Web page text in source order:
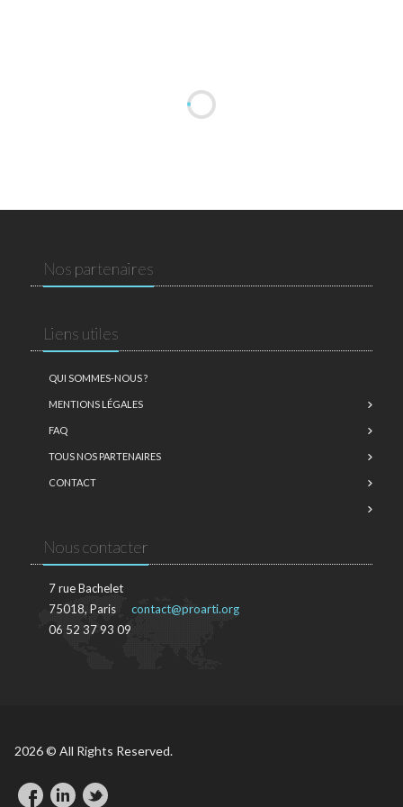
Nos partenaires
Liens utiles
QUI SOMMES-NOUS ?
MENTIONS LÉGALES
FAQ
TOUS NOS PARTENAIRES
CONTACT
Nous contacter
7 rue Bachelet
75018, Paris
06 52 37 93 09
contact@proarti.org
2026 © All Rights Reserved.